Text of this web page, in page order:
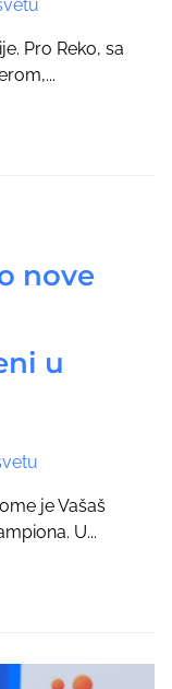
Pro Reko, sa
nove
u
je Vašaš
U...